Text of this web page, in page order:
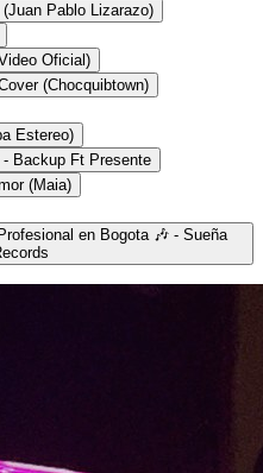
- Presente (Juan Pablo Lizarazo)
Oficial)
(Chocquibtown)
Estereo)
Backup Ft Presente
(Maia)
en Bogota 🎶 - Sueña